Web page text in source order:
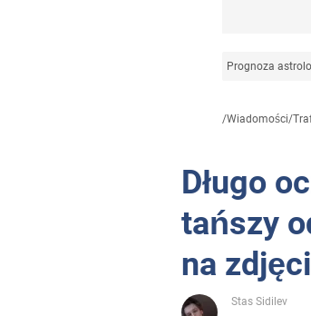
Prognoza
/Wiadomości/
Długo
tańszy
na
Stas Sidilev